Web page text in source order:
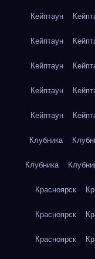
Кейптаун
Кейптаун
Кейптаун
Кейптаун
Кейптаун
Клубника
Клубника
Красноярск
Красноярск
Красноярск